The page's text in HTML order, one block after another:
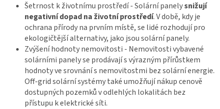
Šetrnost k životnímu prostředí - Solární panelysnižují
negativní dopad na životní prostředí. V době, kdy je
ochrana přírody na prvním místě, se lidé rozhodují pro
ekologičtější alternativy, jako jsou solární panely.
Zvýšení hodnoty nemovitosti - Nemovitosti vybavené
solárními panely se prodávají s výrazným přírůstkem
hodnoty ve srovnání s nemovitostmi bez solární energie.
Off-grid solární systémy také umožňují nákup cenově
dostupných pozemků v odlehlých lokalitách bez
přístupu k elektrické síti.